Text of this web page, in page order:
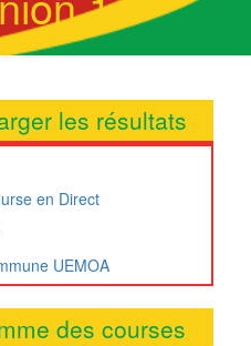
les résultats
en Direct
UEMOA
des courses